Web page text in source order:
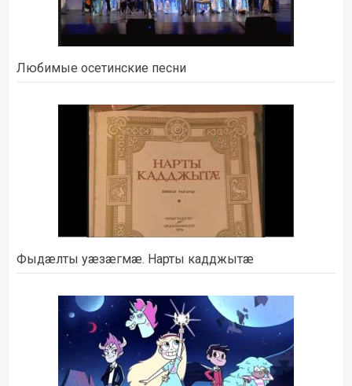
Любимые осетинские песни
Фыдæлты уæзæгмæ. Нарты кадджытæ